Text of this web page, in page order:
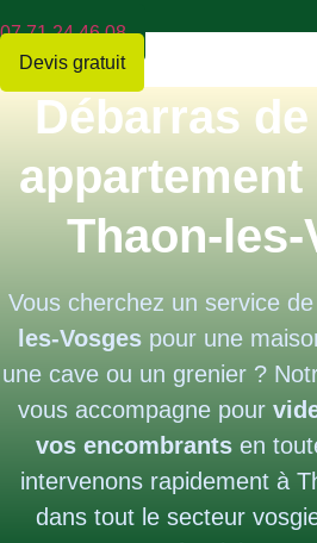
07 71 24 46 08
Devis gratuit
Débarras
appartement
Thaon-les-
Vous cherchez un service de
les-Vosges pour une
une cave ou un grenier ?
vous accompagne pour
vos encombrantsen
intervenons rapidement à
dans tout le secteur